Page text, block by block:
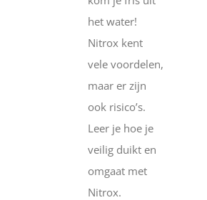
het water!
Nitrox kent
vele voordelen,
maar er zijn
ook risico’s.
Leer je hoe je
veilig duikt en
omgaat met
Nitrox.